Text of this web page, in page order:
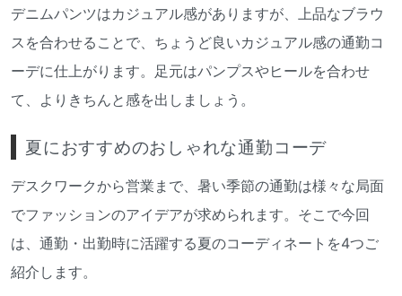
デニムパンツはカジュアル感がありますが、上品なブラウ
スを合わせることで、ちょうど良いカジュアル感の通勤コ
ーデに仕上がります。足元はパンプスやヒールを合わせ
て、よりきちんと感を出しましょう。
夏におすすめのおしゃれな通勤コーデ
デスクワークから営業まで、暑い季節の通勤は様々な局面
でファッションのアイデアが求められます。そこで今回
は、通勤・出勤時に活躍する夏のコーディネートを4つご
紹介します。